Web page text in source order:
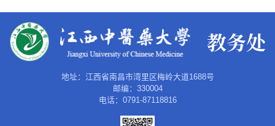
地址：江西省南昌市湾里区梅岭大道1688号
邮编：330004
电话：0791-87118816